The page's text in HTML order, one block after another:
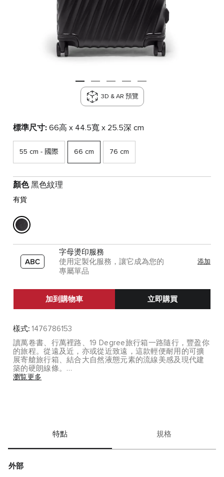
3D & AR 預覽
標準尺寸: 66高 x 44.5寬 x 25.5深 cm
55 cm - 國際 66 cm 76 cm
顏色 黑色紋理
有貨
字母燙印服務
使用定製化服務，讓它成為您的
專屬單品
添加
加到購物車 立即購買
樣式: 1476786153
讀萬卷書、行萬裡路、19 Degree旅行箱一路隨行，豐盈你
的旅程。從遠及近，亦或從近致遠，這款輕便耐用的可擴
展寄艙旅行箱、結合大自然液態元素的流線美感及現代建
築的硬朗線條。
瀏覧更多
特點 規格
外部